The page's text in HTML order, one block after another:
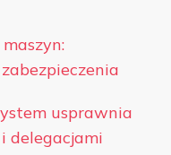
usprawnia
delegacjami